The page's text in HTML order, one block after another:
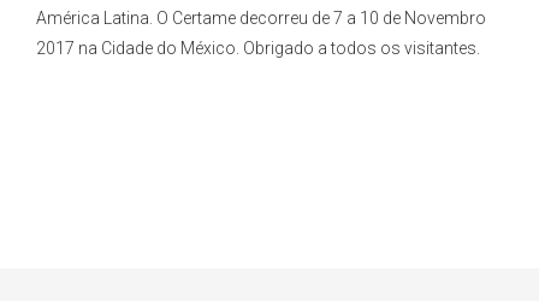
América Latina. O Certame decorreu de 7 a 10 de Novembro
2017 na Cidade do México. Obrigado a todos os visitantes.